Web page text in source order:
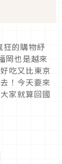
的購物紓
岡也是越來
吃又比東京
！今天要來
家就算回國